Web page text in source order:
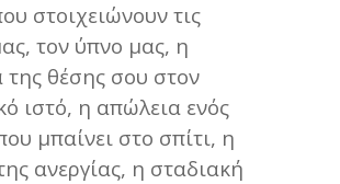
στοιχειώνουν τις
τον ύπνο μας, η
της θέσης σου στον
ιστό, η απώλεια ενός
μπαίνει στο σπίτι, η
ανεργίας, η σταδιακή